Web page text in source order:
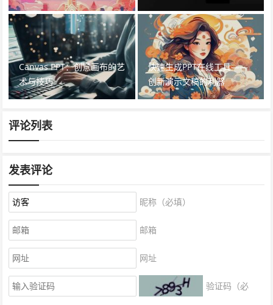
Canvas PPT：创意画布的艺
术与技巧
快速生成PPT在线工具——
创新演示文稿的利器
评论列表
发表评论
昵称（必填）
邮箱
网址
验证码（必